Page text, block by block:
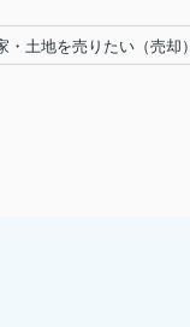
・土地を売りたい（売却）